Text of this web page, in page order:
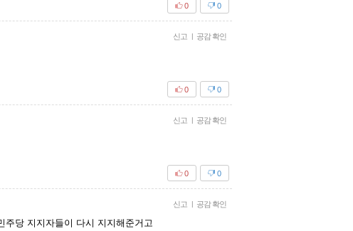
0
0
신고 | 공감 확인
0
0
신고 | 공감 확인
0
0
신고 | 공감 확인
주당 지지자들이 다시 지지해준거고